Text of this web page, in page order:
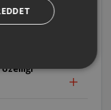
Vantilatör